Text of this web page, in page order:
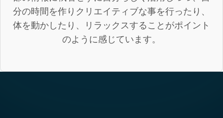
分の時間を作りクリエイティブな事を行ったり、
体を動かしたり、リラックスすることがポイント
のように感じています。